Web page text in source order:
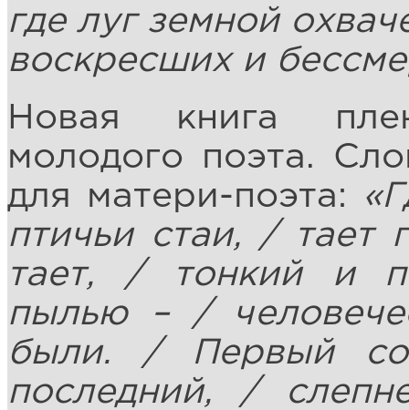
где луг земной
воскресших и
Новая книга
молодого поэта.
для матери-поэта:
птичьи стаи, / тает
тает, / тонкий и
пылью – /
были. / Первый
последний, /